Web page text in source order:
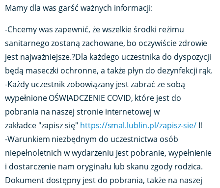
Mamy dla was garść ważnych informacji:
-Chcemy was zapewnić, że wszelkie środki reżimu
sanitarnego zostaną zachowane, bo oczywiście zdrowie
jest najważniejsze.?Dla każdego uczestnika do dyspozycji
będą maseczki ochronne, a także płyn do dezynfekcji rąk.
-Każdy uczestnik zobowiązany jest zabrać ze sobą
wypełnione OŚWIADCZENIE COVID, które jest do
pobrania na naszej stronie internetowej w
zakładce "zapisz się" https://smal.lublin.pl/zapisz-sie/ Link
‼️
-Warunkiem niezbędnym do uczestnictwa osób
niepełnoletnich w wydarzeniu jest pobranie, wypełnienie
i dostarczenie nam oryginału lub skanu zgody rodzica.
Dokument dostępny jest do pobrania, także na naszej